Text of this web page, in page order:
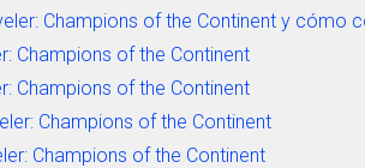
Champions of the Continent y cómo
Champions of the Continent
Champions of the Continent
Champions of the Continent
Champions of the Continent